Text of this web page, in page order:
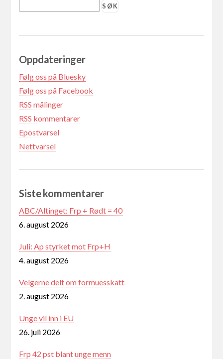
Oppdateringer
Følg oss på Bluesky
Følg oss på Facebook
RSS målinger
RSS kommentarer
Epostvarsel
Nettvarsel
Siste kommentarer
ABC/Altinget: Frp + Rødt = 40
6. august 2026
Juli: Ap styrket mot Frp+H
4. august 2026
Velgerne delt om formuesskatt
2. august 2026
Unge vil inn i EU
26. juli 2026
Frp 42 pst blant unge menn